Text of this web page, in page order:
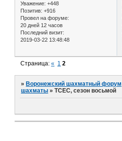
Уважение: +448
Позитив: +916
Провел на форуме:
20 дней 12 часов
Последний визит:
2019-03-22 13:48:48
Страница:« 1 2
» Воронежский шахматный форум
шахматы »TCEC, сезон восьмой